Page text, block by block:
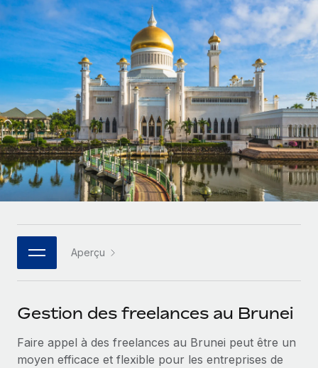
Gestion des freelances
Intégrez et gérez vos freelances partout dans le monde
PEO
Sous-traitez les opérations complexes liées à l’emploi
INFRASTRUCTURE
Intégration Remote
Intégrez vos RH aux flux de travail en toute simplicité
Plateforme
Des fonctions RH clés intégrées pour votre équipe
Connectez n'importe quel outil d’IA à Remote grâce à
notre MCP
Rationalisez vos processus avec des outils essentiels
SERVICES
Comparer Remote
Examinez notre service par rapport aux autres
CROISSANCE
Start-ups
Des solutions agiles et internationales pour les RH et la
paie des entreprises en pleine croissance
Entreprises intermédiaires
Développez vos équipes avec des solutions RH sur
mesure
Entreprise
Les RH à l’international pour les grandes entreprises
Partenaires stratégiques de la tech
Devenir partenaire
pays
Calculateur de paiement des freelances
Découvrez les devises disponibles et les vitesses de
paiement pour vos freelances internationaux
APPRENDRE AVEC REMOTE
Recherche et guides
Études de cas
Checklists et modèles
Descriptions de postes
Salle de presse
Nederlands
Français
Deutsch
Español
Italiano
Português (Portugal)
日本語
한국어
Connexion
Aperçu
Gestion des freelances au Brunei
Faire appel à des freelances au Brunei peut être un
moyen efficace et flexible pour les entreprises de